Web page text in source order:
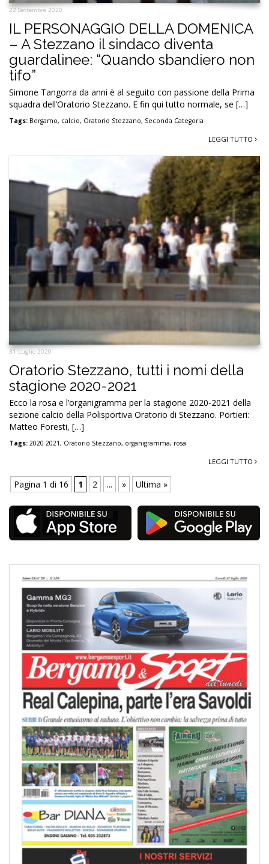
22 Settembre 2020
IL PERSONAGGIO DELLA DOMENICA
– A Stezzano il sindaco diventa
guardalinee: “Quando sbandiero non
tifo”
Simone Tangorra da anni è al seguito con passione della Prima
squadra dell’Oratorio Stezzano. E fin qui tutto normale, se […]
Tags: Bergamo, calcio, Oratorio Stezzano, Seconda Categoria
LEGGI TUTTO
31 Luglio 2020
Oratorio Stezzano, tutti i nomi della
stagione 2020-2021
Ecco la rosa e l’organigramma per la stagione 2020-2021 della
sezione calcio della Polisportiva Oratorio di Stezzano. Portieri:
Matteo Foresti, […]
Tags: 2020 2021, Oratorio Stezzano, organigramma, rosa
LEGGI TUTTO
Pagina 1 di 16 1 2 ... » Ultima »